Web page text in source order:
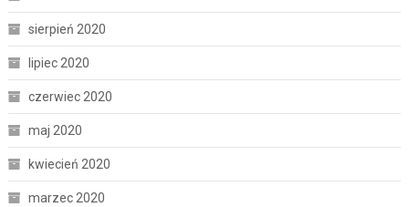
sierpień 2020
lipiec 2020
czerwiec 2020
maj 2020
kwiecień 2020
marzec 2020